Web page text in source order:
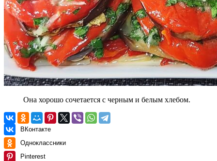
Она хорошо сочетается с черным и белым хлебом.
ВКонтакте
Одноклассники
Pinterest